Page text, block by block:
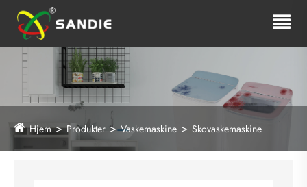
Hjem Produkter Vaskemaskine Skovaskemaskine